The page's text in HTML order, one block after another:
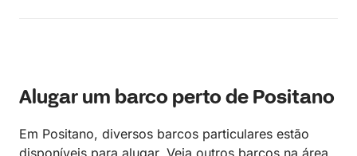
Alugar um barco perto de Positano
Em Positano, diversos barcos particulares estão
disponíveis para alugar. Veja outros barcos na área.